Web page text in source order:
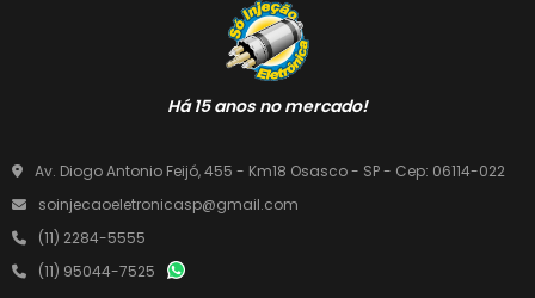
Há 15 anos no mercado!
Av. Diogo Antonio Feijó, 455 - Km18 Osasco - SP - Cep: 06114-022
soinjecaoeletronicasp@gmail.com
(11) 2284-5555
(11) 95044-7525